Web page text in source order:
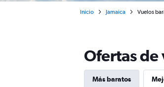
Inicio Jamaica Vuelos
Ofertas
Más baratos